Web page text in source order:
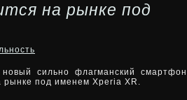
на рынке под
сильно флагманский смартфон
рынке под именем Xperia XR.